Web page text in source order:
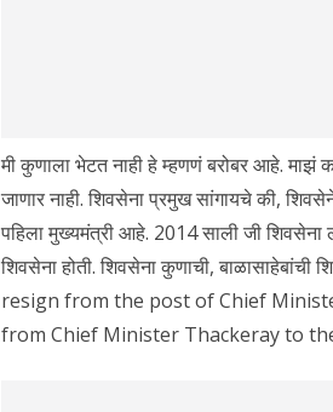
मी कुणाला भेटत नाही हे म्हणणं बरोबर आहे. माझं
जाणार नाही. शिवसेना प्रमुख सांगायचे की,
पहिला मुख्यमंत्री आहे. 2014 साली जी शिवसेना
शिवसेना होती. शिवसेना कुणाची, बाळासाहेबांची
resign from the post of Chief
from Chief Minister Thackeray to